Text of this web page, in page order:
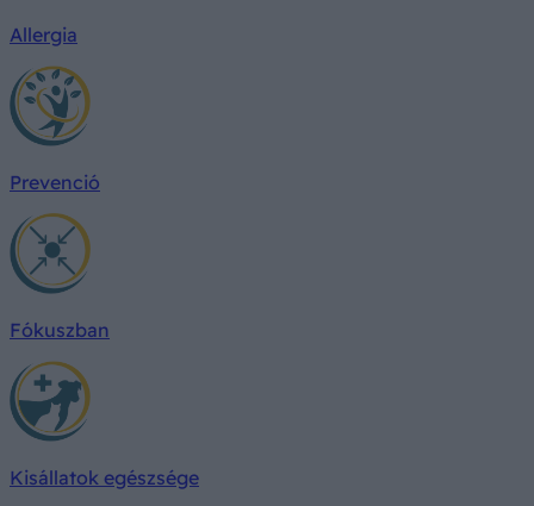
Allergia
Prevenció
Fókuszban
Kisállatok egészsége